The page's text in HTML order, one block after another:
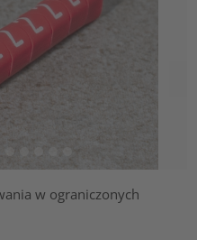
w ograniczonych